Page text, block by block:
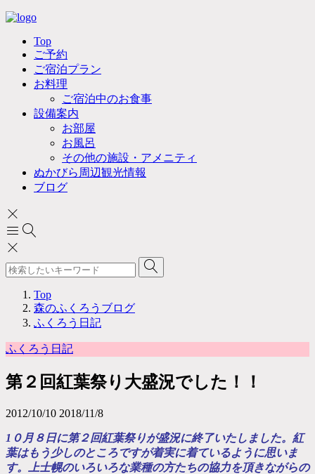
Top
ご予約
ご宿泊プラン
お料理
ご宿泊中のお食事
設備案内
お部屋
お風呂
その他の施設・アメニティ
ぬかびら周辺観光情報
ブログ
Top
森のふくろうブログ
ふくろう日記
ふくろう日記
第２回紅葉祭り大盛況でした！！
2012/10/10 2018/11/8
1０月８日に第２回紅葉祭りが盛況に終了いたしました。紅
葉はもう少しのところですが着実に着ているように思いま
す。上士幌のいろいろな業種の方たちの協力を頂きながらの